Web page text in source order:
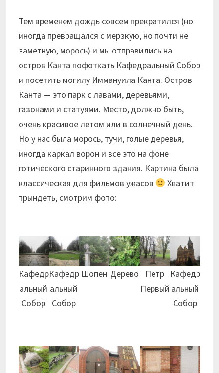
Тем временем дождь совсем прекратился (но
иногда превращался с мерзкую, но почти не
заметную, морось) и мы отправились на
остров Канта пофоткать Кафедральный Собор
и посетить могилу Иммануила Канта. Остров
Канта — это парк с лавами, деревьями,
газонами и статуями. Место, должно быть,
очень красивое летом или в солнечный день.
Но у нас была морось, тучи, голые деревья,
иногда каркал ворон и все это на фоне
готического старинного здания. Картина была
классическая для фильмов ужасов
Хватит
трындеть, смотрим фото:
Кафедр
альный
Собор
Кафедр
альный
Собор
Шопен Дерево
Петр
Первый
Кафедр
альный
Собор